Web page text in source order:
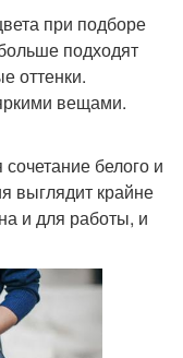
при подборе
подходят
оттенки.
вещами.
белого и
выглядит крайне
и для работы, и